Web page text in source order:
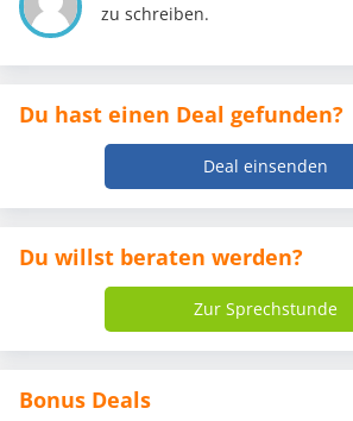
zu schreiben.
Du hast einen Deal gefunden?
Deal einsenden
Du willst beraten werden?
Zur Sprechstunde
Bonus Deals